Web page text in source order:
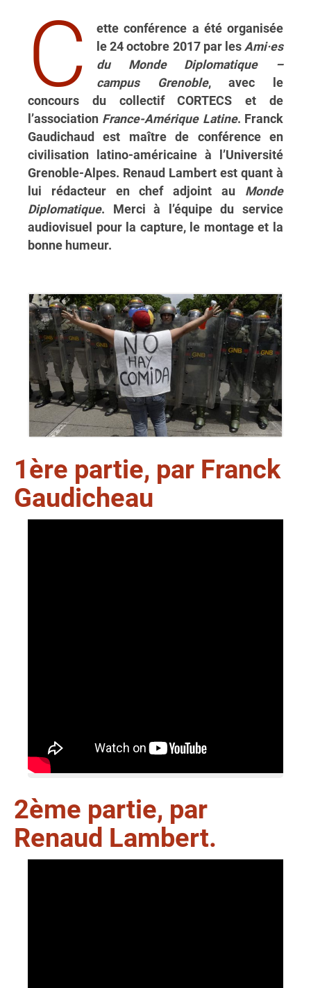
C
ette conférence a été organisée
le 24 octobre 2017 par les Ami·es
du Monde Diplomatique –
campus Grenoble, avec le
concours du collectif CORTECS et de
l’association France-Amérique Latine. Franck
Gaudichaud est maître de conférence en
civilisation latino-américaine à l’Université
Grenoble-Alpes. Renaud Lambert est quant à
lui rédacteur en chef adjoint au Monde
Diplomatique. Merci à l’équipe du service
audiovisuel pour la capture, le montage et la
bonne humeur.
1ère partie, par Franck
Gaudicheau
2ème partie, par
Renaud Lambert.